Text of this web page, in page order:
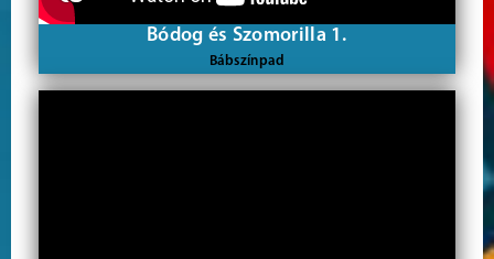
Bódog és Szomorilla 1.
Bábszínpad